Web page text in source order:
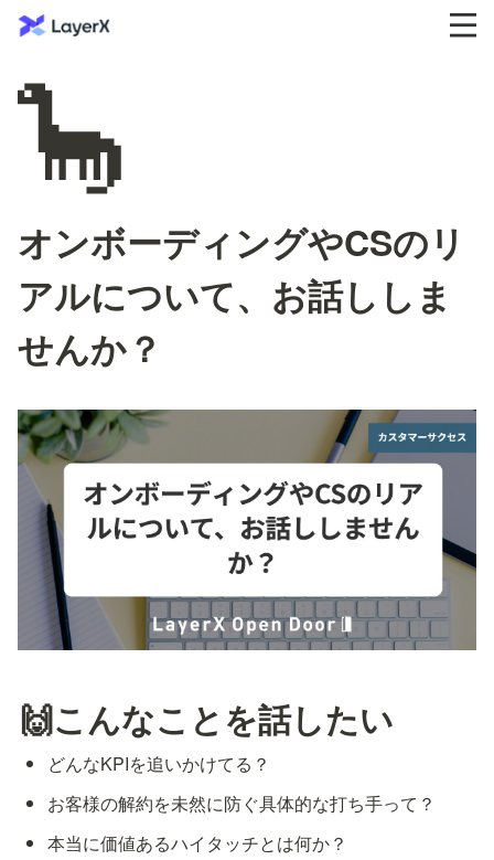
🦕
オンボーディングやCSのリ
アルについて、お話ししま
せんか？
🙌こんなことを話したい
どんなKPIを追いかけてる？
お客様の解約を未然に防ぐ具体的な打ち手って？
本当に価値あるハイタッチとは何か？